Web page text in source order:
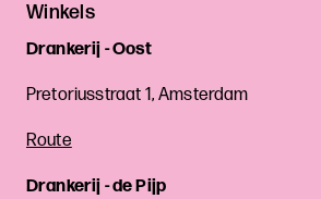
Winkels
Drankerij - Oost
Pretoriusstraat 1, Amsterdam
Route
Drankerij - de Pijp